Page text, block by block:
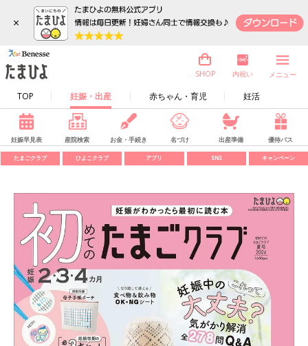
×
TOP 妊娠・出産 赤ちゃん・育児 妊活
SHOP 内祝い メニュー
妊娠早見表 産院検索 お金・手続き 名づけ 出産準備 優待パス
たまごクラブ ひよこクラブ アプリ SNS キャンペーン